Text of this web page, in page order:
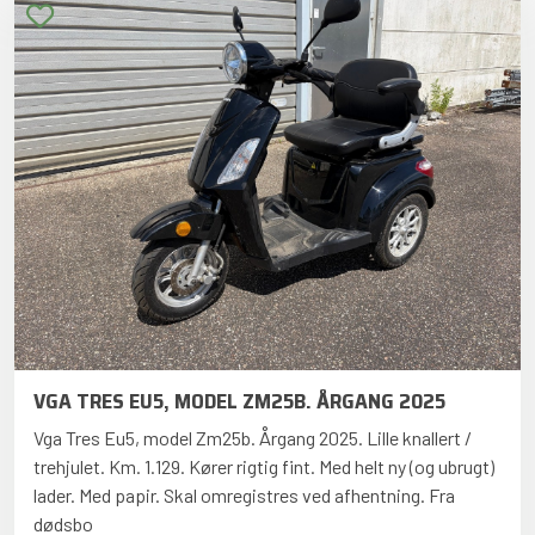
VGA TRES EU5, MODEL ZM25B. ÅRGANG 2025
Vga Tres Eu5, model Zm25b. Årgang 2025. Lille knallert /
trehjulet. Km. 1.129. Kører rigtig fint. Med helt ny (og ubrugt)
lader. Med papir. Skal omregistres ved afhentning. Fra
dødsbo